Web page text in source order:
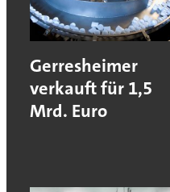
Gerresheimer
verkauft für 1,5
Mrd. Euro